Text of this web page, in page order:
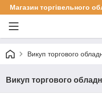
Магазин торгівельного
Викуп торгового
Викуп торгового